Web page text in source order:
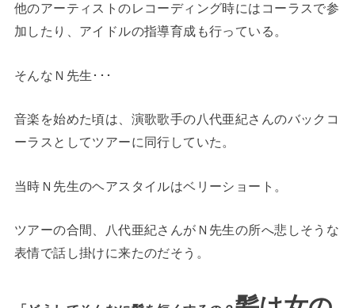
他のアーティストのレコーディング時にはコーラスで参
加したり、アイドルの指導育成も行っている。
そんなＮ先生･･･
音楽を始めた頃は、演歌歌手の八代亜紀さんのバックコ
ーラスとしてツアーに同行していた。
当時Ｎ先生のヘアスタイルはベリーショート。
ツアーの合間、八代亜紀さんがＮ先生の所へ悲しそうな
表情で話し掛けに来たのだそう。